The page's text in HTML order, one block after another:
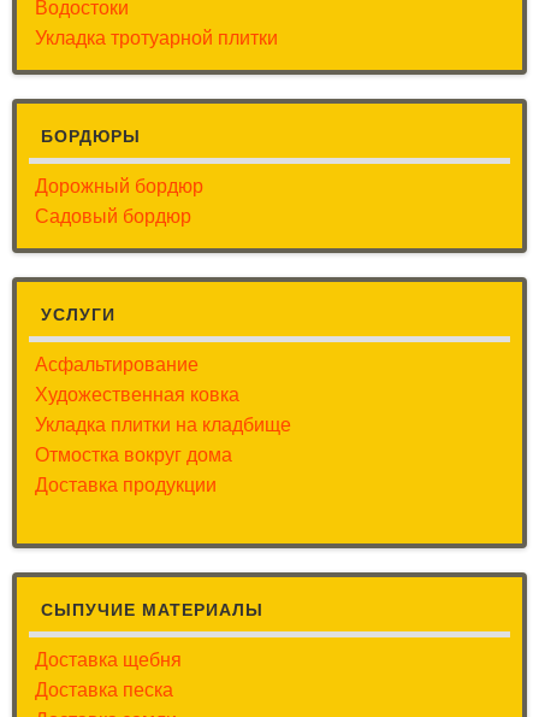
Водостоки
Укладка тротуарной плитки
БОРДЮРЫ
Дорожный бордюр
Садовый бордюр
УСЛУГИ
Асфальтирование
Художественная ковка
Укладка плитки на кладбище
Отмостка вокруг дома
Доставка продукции
СЫПУЧИЕ МАТЕРИАЛЫ
Доставка щебня
Доставка песка